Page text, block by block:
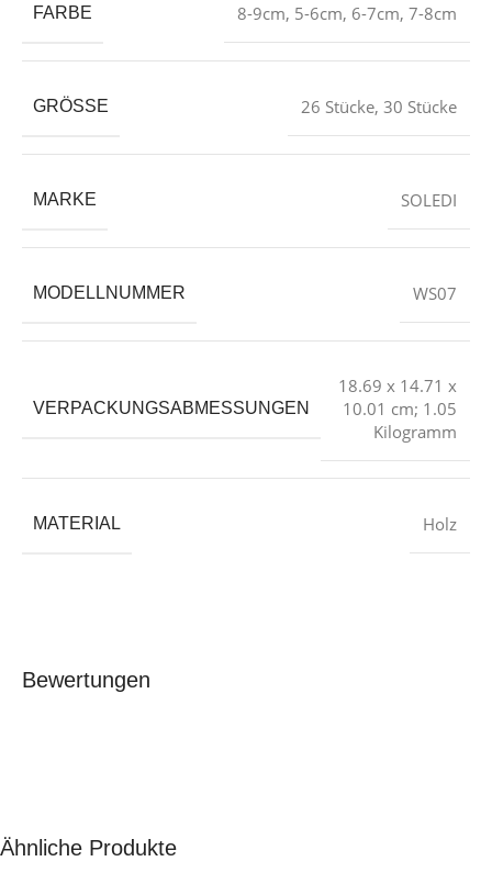
FARBE ‎8-9cm, 5-6cm, 6-7cm, 7-8cm
GRÖSSE 26 Stücke, 30 Stücke
MARKE ‎SOLEDI
MODELLNUMMER ‎WS07
VERPACKUNGSABMESSUNGEN
‎18.69 x 14.71 x
10.01 cm; 1.05
Kilogramm
MATERIAL ‎Holz
Bewertungen
Ähnliche Produkte